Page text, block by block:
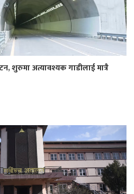
शुरुमा अत्यावश्यक गाडीलाई मात्रै